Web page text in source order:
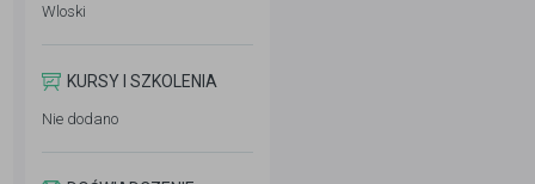
Wloski
KURSY I SZKOLENIA
Nie dodano